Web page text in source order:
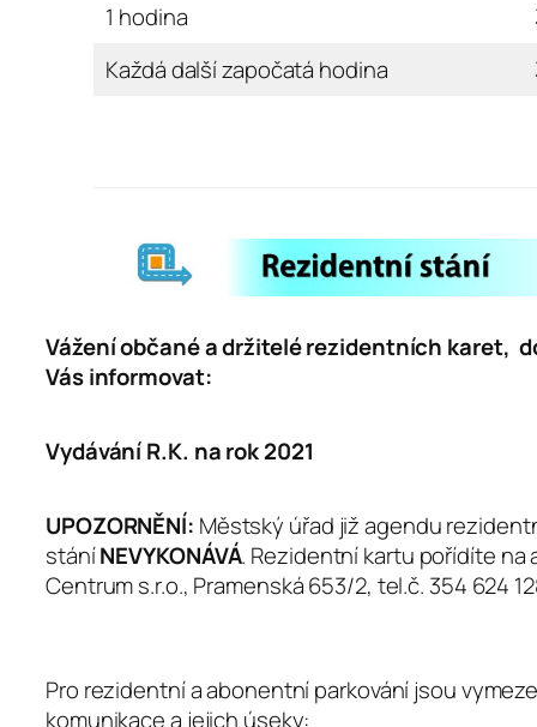
1 hodina
Každá další započatá hodina
Vážení občané a držitelé rezidentních karet,
Vás informovat:
Vydávání R.K. na rok 2021
UPOZORNĚNÍ: Městský úřad již agendu
stáníNEVYKONÁVÁ. Rezidentní kartu pořídíte na
Centrum s.r.o., Pramenská 653/2, tel.č. 354 624
Pro rezidentní a abonentní parkování jsou
komunikace a jejich úseky: